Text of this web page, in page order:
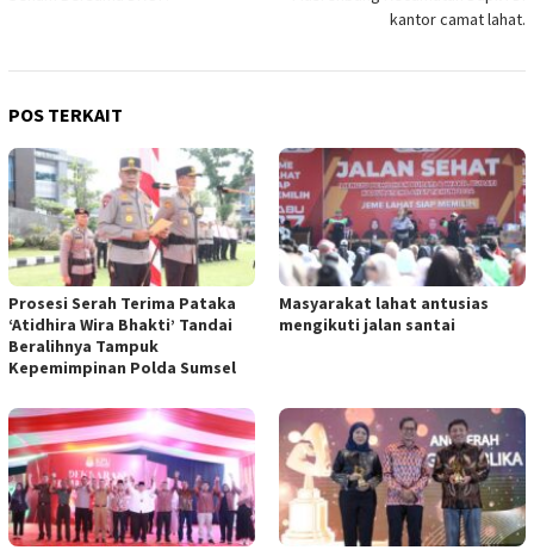
kantor camat lahat.
POS TERKAIT
Prosesi Serah Terima Pataka
‘Atidhira Wira Bhakti’ Tandai
Beralihnya Tampuk
Kepemimpinan Polda Sumsel
Masyarakat lahat antusias
mengikuti jalan santai